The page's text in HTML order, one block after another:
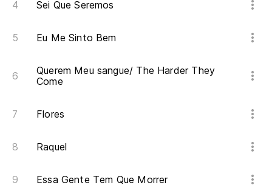
Sei Que Seremos
Eu Me Sinto Bem
Querem Meu sangue/ The Harder They
Come
Flores
Raquel
Essa Gente Tem Que Morrer